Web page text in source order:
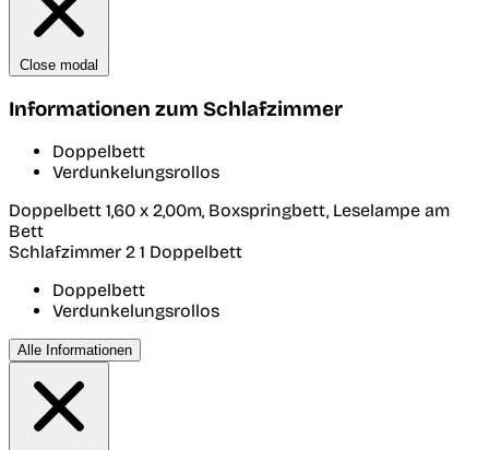
Close modal
Informationen zum Schlafzimmer
Doppelbett
Verdunkelungsrollos
Doppelbett 1,60 x 2,00m, Boxspringbett, Leselampe am
Bett
Schlafzimmer 2 1 Doppelbett
Doppelbett
Verdunkelungsrollos
Alle Informationen